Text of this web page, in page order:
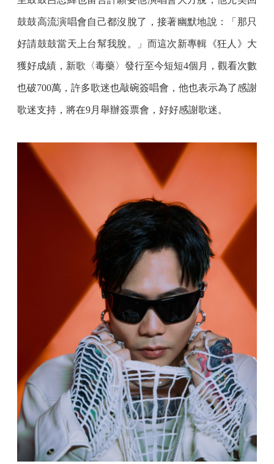
鼓鼓高流演唱會自己都沒脫了，接著幽默地說：「那只
好請鼓鼓當天上台幫我脫。」而這次新專輯《狂人》大
獲好成績，新歌〈毒藥〉發行至今短短4個月，觀看次數
也破700萬，許多歌迷也敲碗簽唱會，他也表示為了感謝
歌迷支持，將在9月舉辦簽票會，好好感謝歌迷。